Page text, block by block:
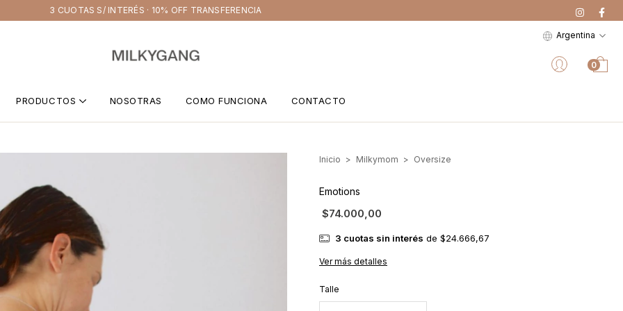
3 CUOTAS S/ INTERÉS · 10% OFF TRANSFERENCIA
Argentina
0
PRODUCTOS NOSOTRAS COMO FUNCIONA CONTACTO
Inicio > Milkymom > Oversize
Emotions
$74.000,00
3 cuotas sin interés de $24.666,67
Ver más detalles
Talle